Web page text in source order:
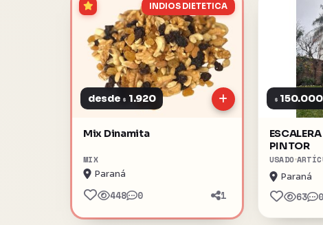
INDIOS DIETETICA
desde $ 1.920
Mix Dinamita
MIX
Paraná
448 0 1
$ 150.000
PINTOR
USADO
Paraná
63 0